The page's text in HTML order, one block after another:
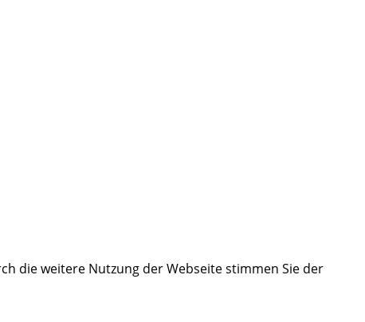
die weitere Nutzung der Webseite stimmen Sie der